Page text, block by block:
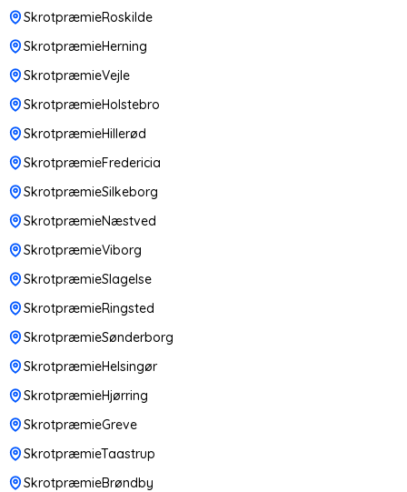
SkrotpræmieRoskilde
SkrotpræmieHerning
SkrotpræmieVejle
SkrotpræmieHolstebro
SkrotpræmieHillerød
SkrotpræmieFredericia
SkrotpræmieSilkeborg
SkrotpræmieNæstved
SkrotpræmieViborg
SkrotpræmieSlagelse
SkrotpræmieRingsted
SkrotpræmieSønderborg
SkrotpræmieHelsingør
SkrotpræmieHjørring
SkrotpræmieGreve
SkrotpræmieTaastrup
SkrotpræmieBrøndby